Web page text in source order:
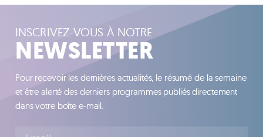
INSCRIVEZ-VOUS À NOTRE
NEWSLETTER
Pour recevoir les dernières actualités, le résumé de la semaine
et être alerté des derniers programmes publiés directement
dans votre boîte e-mail.